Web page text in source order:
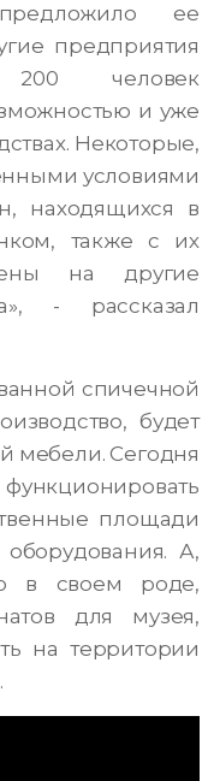
ее
предприятия
200 человек
и уже
Некоторые,
условиями
находящихся в
также с их
на другие
- рассказал
спичечной
будет
мебели. Сегодня
площади
оборудования. А,
в своем роде,
для музея,
на территории